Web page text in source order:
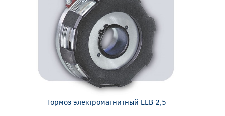
Тормоз электромагнитный ELB 2,5